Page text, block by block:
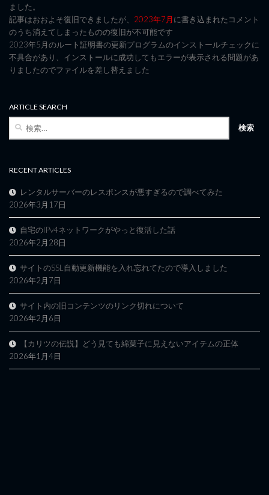
ました。
記事はおおよそ復旧できましたが、 2023年7月に書き込まれたコメント
のうち消えてしまったものの復旧が不可能です
2023年5月のルート証明書の更新プログラムのインストールチェックに
不具合があり、インストールに成功してもエラーが表示される問題があ
りましたのでファイルを差し替えました
ARTICLE SEARCH
RECENT ARTICLES
レンタルサーバーのレスポンスが悪すぎるので調べてみた
2026年3月17日
自宅のIPv4ネットワークがやっと復活した話
2026年2月28日
サイトのSSL自動更新機能を入れ忘れてたので導入しました
2026年2月7日
サイト内の旧コンテンツのリンク切れについて
2026年2月6日
【カリツの伝説】どう見ても綿菓子に見えないアイテムの正体
2026年1月4日